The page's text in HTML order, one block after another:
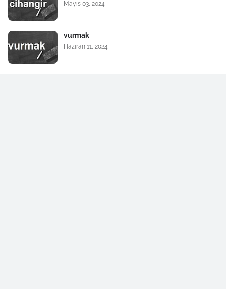
Mayıs 03, 2024
vurmak
Haziran 11, 2024